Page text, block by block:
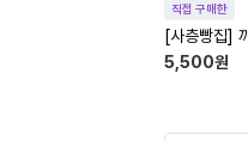
직접 구매한
[사층빵집]
5,500원